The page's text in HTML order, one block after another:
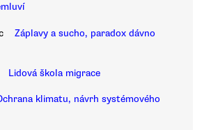
Záplavy a sucho, paradox dávno
Lidová škola migrace
klimatu, návrh systémového